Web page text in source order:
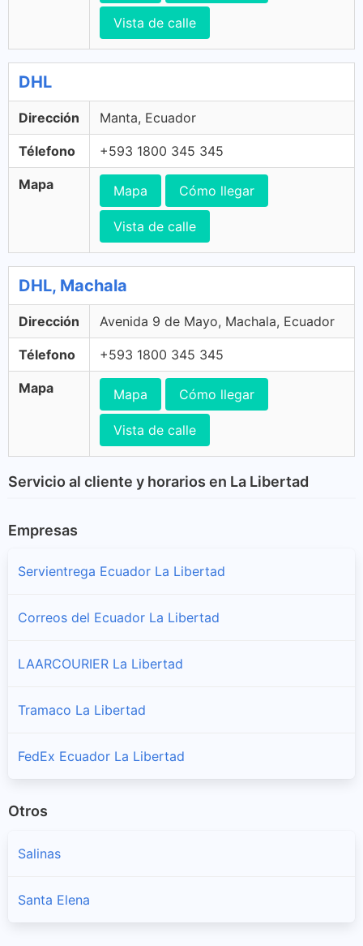
Vista de calle
DHL
Dirección Manta, Ecuador
Télefono +593 1800 345 345
Mapa Mapa Cómo llegar
Vista de calle
DHL, Machala
Dirección Avenida 9 de Mayo, Machala, Ecuador
Télefono +593 1800 345 345
Mapa Mapa Cómo llegar
Vista de calle
Servicio al cliente y horarios en La Libertad
Empresas
Servientrega Ecuador La Libertad
Correos del Ecuador La Libertad
LAARCOURIER La Libertad
Tramaco La Libertad
FedEx Ecuador La Libertad
Otros
Salinas
Santa Elena